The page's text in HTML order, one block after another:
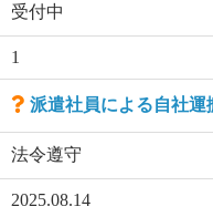
受付中
1
派遣社員による自社運
法令遵守
2025.08.14